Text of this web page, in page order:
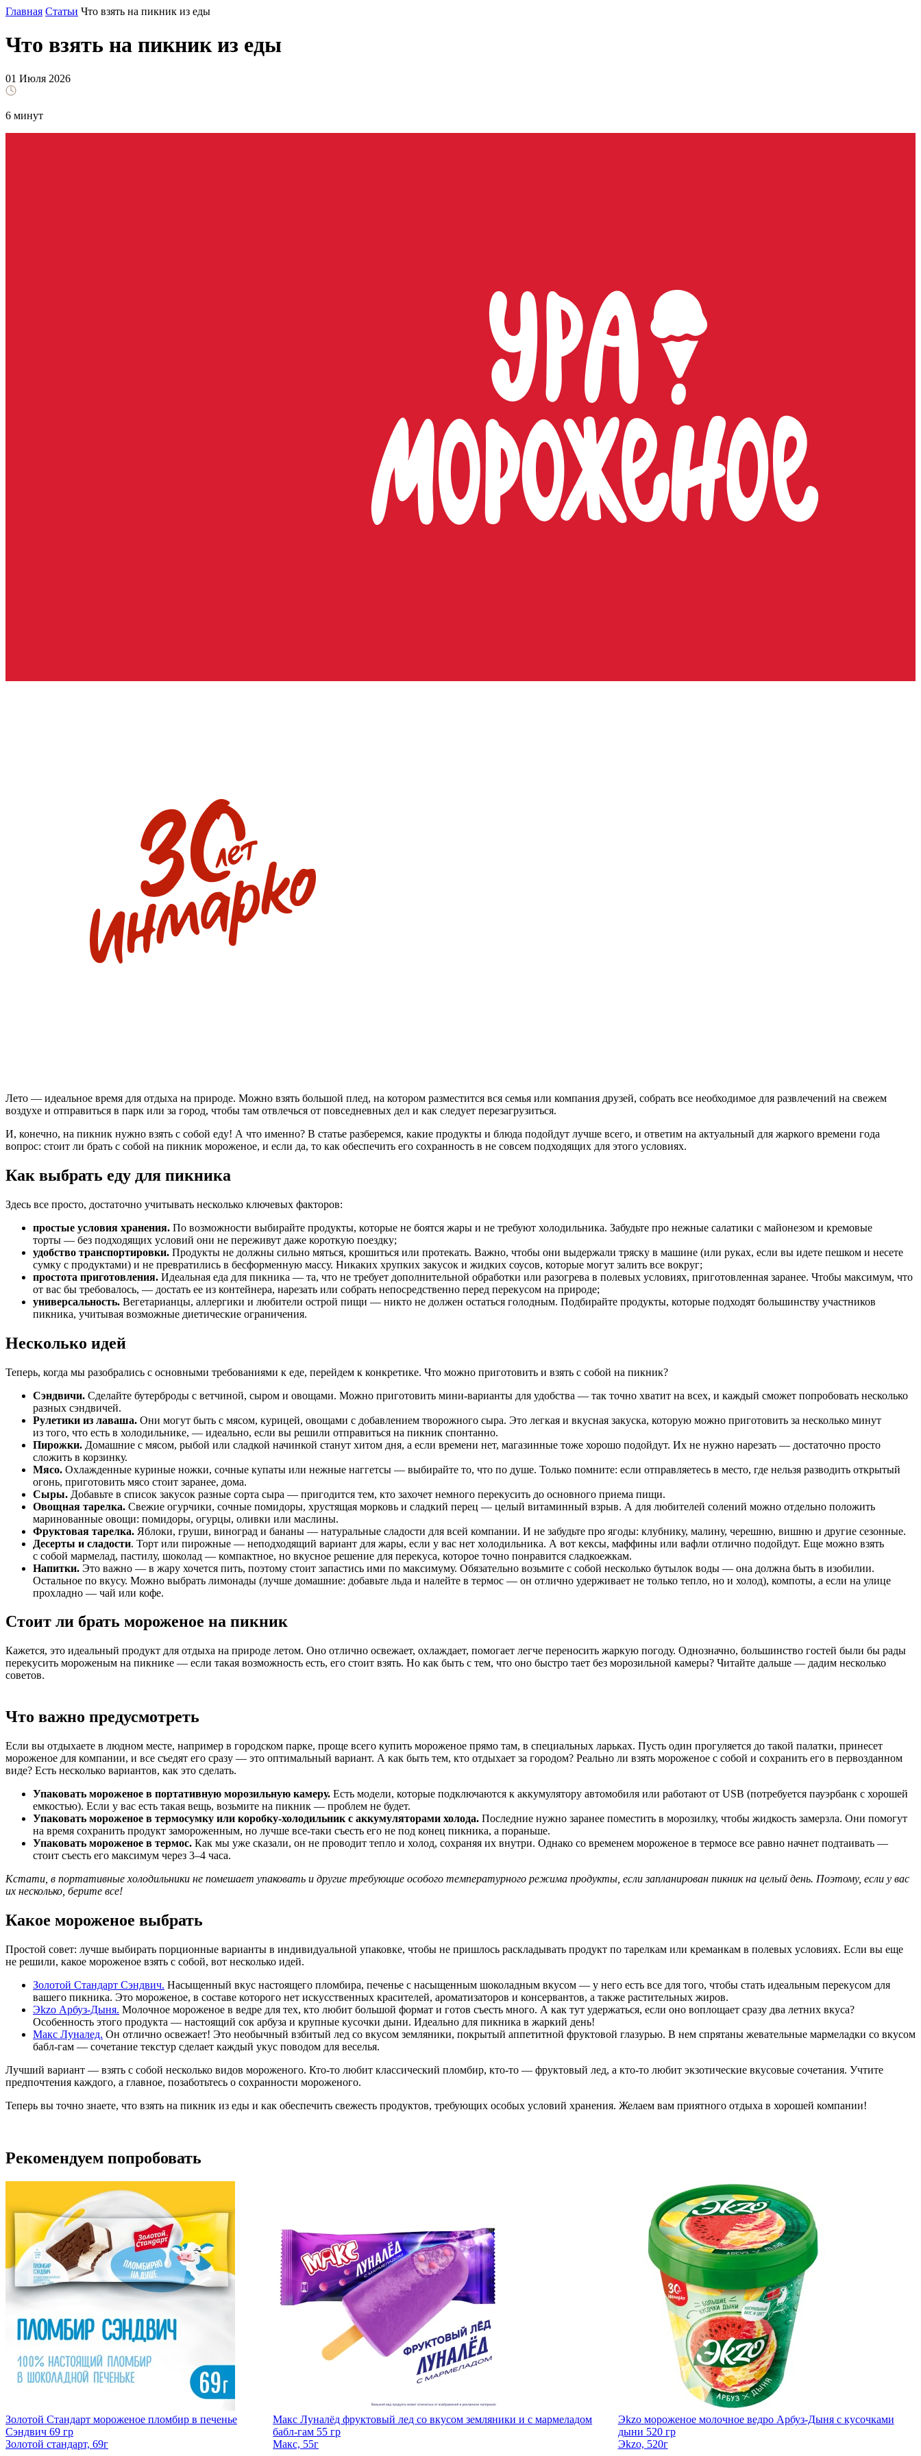
Главная Статьи Что взять на пикник из еды
Что взять на пикник из еды
01 Июля 2026
6 минут
Лето — идеальное время для отдыха на природе. Можно взять большой плед, на котором разместится вся семья или компания друзей, собрать все необходимое для развлечений на свежем
воздухе и отправиться в парк или за город, чтобы там отвлечься от повседневных дел и как следует перезагрузиться.
И, конечно, на пикник нужно взять с собой еду! А что именно? В статье разберемся, какие продукты и блюда подойдут лучше всего, и ответим на актуальный для жаркого времени года
вопрос: стоит ли брать с собой на пикник мороженое, и если да, то как обеспечить его сохранность в не совсем подходящих для этого условиях.
Как выбрать еду для пикника
Здесь все просто, достаточно учитывать несколько ключевых факторов:
простые условия хранения. По возможности выбирайте продукты, которые не боятся жары и не требуют холодильника. Забудьте про нежные салатики с майонезом и кремовые
торты — без подходящих условий они не переживут даже короткую поездку;
удобство транспортировки. Продукты не должны сильно мяться, крошиться или протекать. Важно, чтобы они выдержали тряску в машине (или руках, если вы идете пешком и несете
сумку с продуктами) и не превратились в бесформенную массу. Никаких хрупких закусок и жидких соусов, которые могут залить все вокруг;
простота приготовления. Идеальная еда для пикника — та, что не требует дополнительной обработки или разогрева в полевых условиях, приготовленная заранее. Чтобы максимум, что
от вас бы требовалось, — достать ее из контейнера, нарезать или собрать непосредственно перед перекусом на природе;
универсальность. Вегетарианцы, аллергики и любители острой пищи — никто не должен остаться голодным. Подбирайте продукты, которые подходят большинству участников
пикника, учитывая возможные диетические ограничения.
Несколько идей
Теперь, когда мы разобрались с основными требованиями к еде, перейдем к конкретике. Что можно приготовить и взять с собой на пикник?
Сэндвичи. Сделайте бутерброды с ветчиной, сыром и овощами. Можно приготовить мини-варианты для удобства — так точно хватит на всех, и каждый сможет попробовать несколько
разных сэндвичей.
Рулетики из лаваша. Они могут быть с мясом, курицей, овощами с добавлением творожного сыра. Это легкая и вкусная закуска, которую можно приготовить за несколько минут
из того, что есть в холодильнике, — идеально, если вы решили отправиться на пикник спонтанно.
Пирожки. Домашние с мясом, рыбой или сладкой начинкой станут хитом дня, а если времени нет, магазинные тоже хорошо подойдут. Их не нужно нарезать — достаточно просто
сложить в корзинку.
Мясо. Охлажденные куриные ножки, сочные купаты или нежные наггетсы — выбирайте то, что по душе. Только помните: если отправляетесь в место, где нельзя разводить открытый
огонь, приготовить мясо стоит заранее, дома.
Сыры. Добавьте в список закусок разные сорта сыра — пригодится тем, кто захочет немного перекусить до основного приема пищи.
Овощная тарелка. Свежие огурчики, сочные помидоры, хрустящая морковь и сладкий перец — целый витаминный взрыв. А для любителей солений можно отдельно положить
маринованные овощи: помидоры, огурцы, оливки или маслины.
Фруктовая тарелка. Яблоки, груши, виноград и бананы — натуральные сладости для всей компании. И не забудьте про ягоды: клубнику, малину, черешню, вишню и другие сезонные.
Десерты и сладости. Торт или пирожные — неподходящий вариант для жары, если у вас нет холодильника. А вот кексы, маффины или вафли отлично подойдут. Еще можно взять
с собой мармелад, пастилу, шоколад — компактное, но вкусное решение для перекуса, которое точно понравится сладкоежкам.
Напитки. Это важно — в жару хочется пить, поэтому стоит запастись ими по максимуму. Обязательно возьмите с собой несколько бутылок воды — она должна быть в изобилии.
Остальное по вкусу. Можно выбрать лимонады (лучше домашние: добавьте льда и налейте в термос — он отлично удерживает не только тепло, но и холод), компоты, а если на улице
прохладно — чай или кофе.
Стоит ли брать мороженое на пикник
Кажется, это идеальный продукт для отдыха на природе летом. Оно отлично освежает, охлаждает, помогает легче переносить жаркую погоду. Однозначно, большинство гостей были бы рады
перекусить мороженым на пикнике — если такая возможность есть, его стоит взять. Но как быть с тем, что оно быстро тает без морозильной камеры? Читайте дальше — дадим несколько
советов.
Что важно предусмотреть
Если вы отдыхаете в людном месте, например в городском парке, проще всего купить мороженое прямо там, в специальных ларьках. Пусть один прогуляется до такой палатки, принесет
мороженое для компании, и все съедят его сразу — это оптимальный вариант. А как быть тем, кто отдыхает за городом? Реально ли взять мороженое с собой и сохранить его в первозданном
виде? Есть несколько вариантов, как это сделать.
Упаковать мороженое в портативную морозильную камеру. Есть модели, которые подключаются к аккумулятору автомобиля или работают от USB (потребуется пауэрбанк с хорошей
емкостью). Если у вас есть такая вещь, возьмите на пикник — проблем не будет.
Упаковать мороженое в термосумку или коробку-холодильник с аккумуляторами холода. Последние нужно заранее поместить в морозилку, чтобы жидкость замерзла. Они помогут
на время сохранить продукт замороженным, но лучше все-таки съесть его не под конец пикника, а пораньше.
Упаковать мороженое в термос. Как мы уже сказали, он не проводит тепло и холод, сохраняя их внутри. Однако со временем мороженое в термосе все равно начнет подтаивать —
стоит съесть его максимум через 3–4 часа.
Кстати, в портативные холодильники не помешает упаковать и другие требующие особого температурного режима продукты, если запланирован пикник на целый день. Поэтому, если у вас
их несколько, берите все!
Какое мороженое выбрать
Простой совет: лучше выбирать порционные варианты в индивидуальной упаковке, чтобы не пришлось раскладывать продукт по тарелкам или креманкам в полевых условиях. Если вы еще
не решили, какое мороженое взять с собой, вот несколько идей.
Золотой Стандарт Сэндвич. Насыщенный вкус настоящего пломбира, печенье с насыщенным шоколадным вкусом — у него есть все для того, чтобы стать идеальным перекусом для
вашего пикника. Это мороженое, в составе которого нет искусственных красителей, ароматизаторов и консервантов, а также растительных жиров.
Эkzо Арбуз-Дыня. Молочное мороженое в ведре для тех, кто любит большой формат и готов съесть много. А как тут удержаться, если оно воплощает сразу два летних вкуса?
Особенность этого продукта — настоящий сок арбуза и крупные кусочки дыни. Идеально для пикника в жаркий день!
Макс Луналед. Он отлично освежает! Это необычный взбитый лед со вкусом земляники, покрытый аппетитной фруктовой глазурью. В нем спрятаны жевательные мармеладки со вкусом
бабл-гам — сочетание текстур сделает каждый укус поводом для веселья.
Лучший вариант — взять с собой несколько видов мороженого. Кто-то любит классический пломбир, кто-то — фруктовый лед, а кто-то любит экзотические вкусовые сочетания. Учтите
предпочтения каждого, а главное, позаботьтесь о сохранности мороженого.
Теперь вы точно знаете, что взять на пикник из еды и как обеспечить свежесть продуктов, требующих особых условий хранения. Желаем вам приятного отдыха в хорошей компании!
Рекомендуем попробовать
Золотой Стандарт мороженое пломбир в печенье
Сэндвич 69 гр
Золотой стандарт, 69г
Макс Луналёд фруктовый лед со вкусом земляники и с мармеладом
бабл-гам 55 гр
Макс, 55г
Эkzо мороженое молочное ведро Арбуз-Дыня с кусочками
дыни 520 гр
Эkzо, 520г